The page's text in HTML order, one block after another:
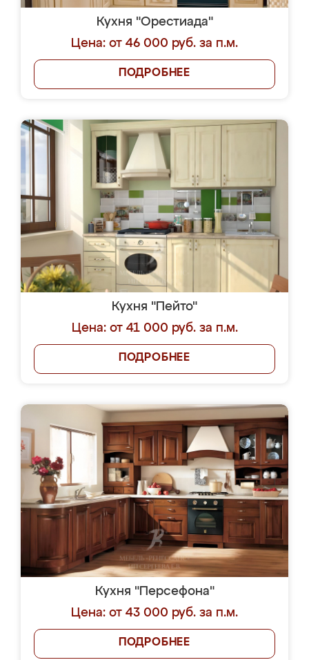
Кухня "Орестиада"
Цена: от 46 000 руб. за п.м.
ПОДРОБНЕЕ
Кухня "Пейто"
Цена: от 41 000 руб. за п.м.
ПОДРОБНЕЕ
Кухня "Персефона"
Цена: от 43 000 руб. за п.м.
ПОДРОБНЕЕ